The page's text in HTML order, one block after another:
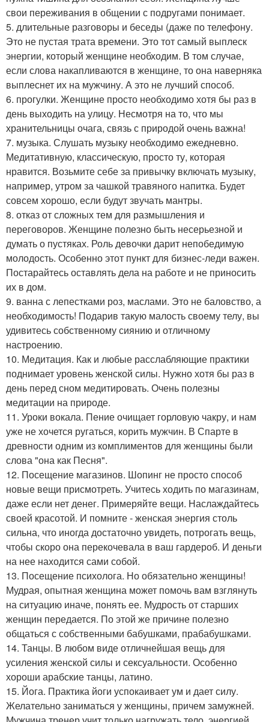
свои переживания в общении с подругами понимает.
5. длительные разговоры и беседы (даже по телефону.
Это не пустая трата времени. Это тот самый выплеск
энергии, который женщине необходим. В том случае,
если слова накапливаются в женщине, то она наверняка
выплеснет их на мужчину. А это не лучший способ.
6. прогулки. Женщине просто необходимо хотя бы раз в
день выходить на улицу. Несмотря на то, что мы
хранительницы очага, связь с природой очень важна!
7. музыка. Слушать музыку необходимо ежедневно.
Медитативную, классическую, просто ту, которая
нравится. Возьмите себе за привычку включать музыку,
например, утром за чашкой травяного напитка. Будет
совсем хорошо, если будут звучать мантры.
8. отказ от сложных тем для размышления и
переговоров. Женщине полезно быть несерьезной и
думать о пустяках. Роль девочки дарит непобедимую
молодость. Особенно этот пункт для бизнес-леди важен.
Постарайтесь оставлять дела на работе и не приносить
их в дом.
9. ванна с лепестками роз, маслами. Это не баловство, а
необходимость! Подарив такую малость своему телу, вы
удивитесь собственному сиянию и отличному
настроению.
10. Медитация. Как и любые расслабляющие практики
поднимает уровень женской силы. Нужно хотя бы раз в
день перед сном медитировать. Очень полезны
медитации на природе.
11. Уроки вокала. Пение очищает горловую чакру, и нам
уже не хочется ругаться, корить мужчин. В Спарте в
древности одним из комплиментов для женщины были
слова "она как Песня".
12. Посещение магазинов. Шопинг не просто способ
новые вещи присмотреть. Учитесь ходить по магазинам,
даже если нет денег. Примеряйте вещи. Наслаждайтесь
своей красотой. И помните - женская энергия столь
сильна, что иногда достаточно увидеть, потрогать вещь,
чтобы скоро она перекочевала в ваш гардероб. И деньги
на нее находится сами собой.
13. Посещение психолога. Но обязательно женщины!
Мудрая, опытная женщина может помочь вам взглянуть
на ситуацию иначе, понять ее. Мудрость от старших
женщин передается. По этой же причине полезно
общаться с собственными бабушками, прабабушками.
14. Танцы. В любом виде отличнейшая вещь для
усиления женской силы и сексуальности. Особенно
хороши арабские танцы, латино.
15. Йога. Практика йоги успокаивает ум и дает силу.
Желательно заниматься у женщины, причем замужней.